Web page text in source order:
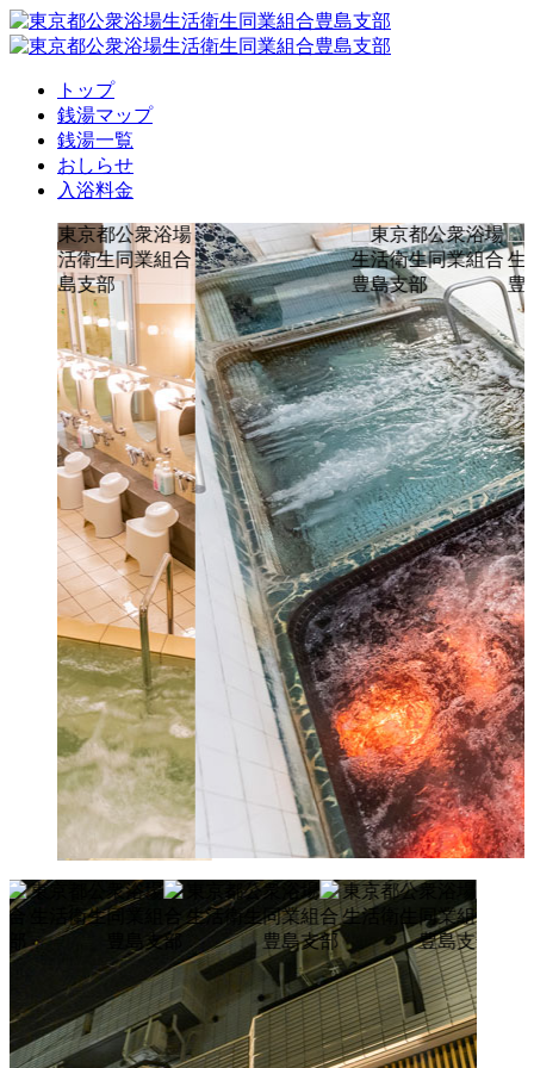
トップ
銭湯マップ
銭湯一覧
おしらせ
入浴料金